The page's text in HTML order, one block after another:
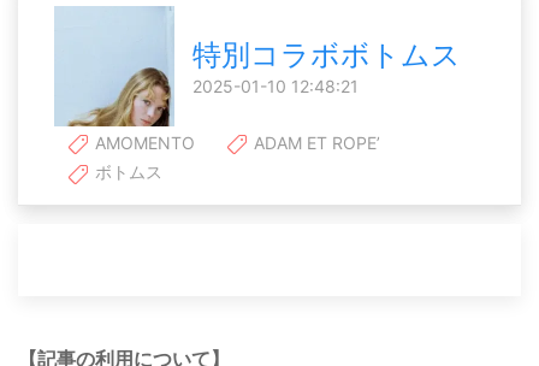
特別コラボボトムス
2025-01-10 12:48:21
AMOMENTO
ADAM ET ROPE’
ボトムス
【記事の利用について】